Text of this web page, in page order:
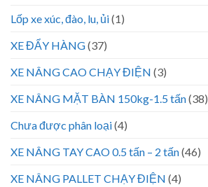
Lốp xe xúc, đào, lu, ủi(1)
XE ĐẨY HÀNG(37)
XE NÂNG CAO CHẠY ĐIỆN (3)
XE NÂNG MẶT BÀN 150kg-1.5 tấn(38)
Chưa được phân loại(4)
XE NÂNG TAY CAO 0.5 tấn – 2 tấn(46)
XE NÂNG PALLET CHẠY ĐIỆN (4)